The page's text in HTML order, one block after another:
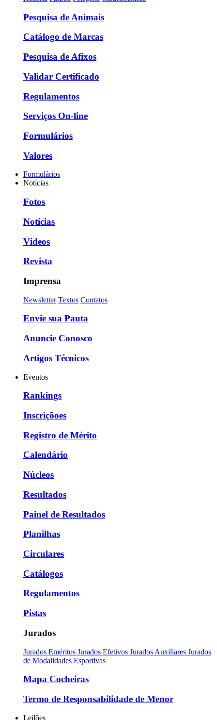
Pesquisa de Animais
Catálogo de Marcas
Pesquisa de Afixos
Validar Certificado
Regulamentos
Serviços On-line
Formulários
Valores
Formulários
Notícias
Fotos
Notícias
Vídeos
Revista
Imprensa
Newsletter Textos Contatos
Envie sua Pauta
Anuncie Conosco
Artigos Técnicos
Eventos
Rankings
Inscriçõoes
Registro de Mérito
Calendário
Núcleos
Resultados
Painel de Resultados
Planilhas
Circulares
Catálogos
Regulamentos
Pistas
Jurados
Jurados Eméritos Jurados Efetivos Jurados Auxiliares Jurados
de Modalidades Esportivas
Mapa Cocheiras
Termo de Responsabilidade de Menor
Leilões